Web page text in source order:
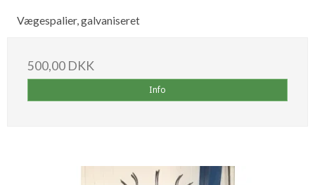
Vægespalier, galvaniseret
500,00 DKK
Info